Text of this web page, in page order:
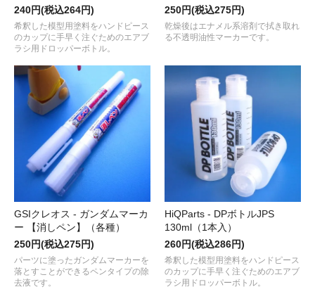
240円(税込264円)
希釈した模型用塗料をハンドピース
のカップに手早く注ぐためのエアブ
ラシ用ドロッパーボトル。
250円(税込275円)
乾燥後はエナメル系溶剤で拭き取れ
る不透明油性マーカーです。
GSIクレオス - ガンダムマーカ
ー 【消しペン】（各種）
250円(税込275円)
パーツに塗ったガンダムマーカーを
落とすことができるペンタイプの除
去液です。
HiQParts - DPボトルJPS
130ml（1本入）
260円(税込286円)
希釈した模型用塗料をハンドピース
のカップに手早く注ぐためのエアブ
ラシ用ドロッパーボトル。